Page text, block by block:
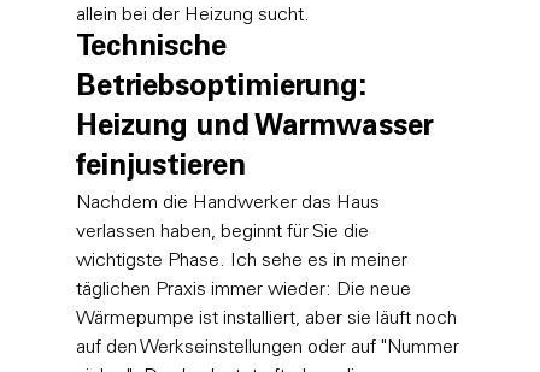
allein bei der Heizung sucht.
Technische
Betriebsoptimierung:
Heizung und Warmwasser
feinjustieren
Nachdem die Handwerker das Haus
verlassen haben, beginnt für Sie die
wichtigste Phase. Ich sehe es in meiner
täglichen Praxis immer wieder: Die neue
Wärmepumpe ist installiert, aber sie läuft noch
auf den Werkseinstellungen oder auf "Nummer